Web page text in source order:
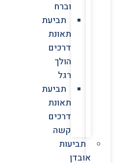
וברח
תביעת
תאונת
דרכים
הולך
רגל
תביעת
תאונת
דרכים
קשה
תביעות
אובדן